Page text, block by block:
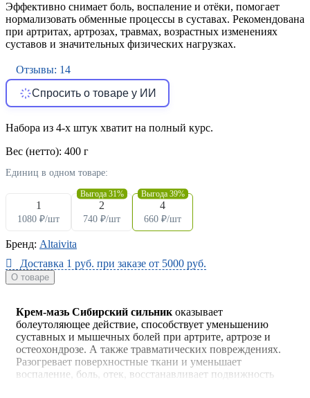
Эффективно снимает боль, воспаление и отёки, помогает
нормализовать обменные процессы в суставах. Рекомендована
при артритах, артрозах, травмах, возрастных изменениях
суставов и значительных физических нагрузках.
Отзывы: 14
Спросить о товаре у ИИ
Набора из 4-х штук хватит на полный курс.
Вес (нетто): 400 г
Единиц в одном товаре:
1
1080 ₽/шт
2
740 ₽/шт
Выгода 31%
4
660 ₽/шт
Выгода 39%
Бренд: Altaivita
Доставка 1 руб. при заказе от 5000 руб.
О товаре
Крем-мазь Сибирский сильник оказывает
болеутоляющее действие, способствует уменьшению
суставных и мышечных болей при артрите, артрозе и
остеохондрозе. А также травматических повреждениях.
Разогревает поверхностные ткани и уменьшает
воспаление, боль, отек, восстанавливает подвижность